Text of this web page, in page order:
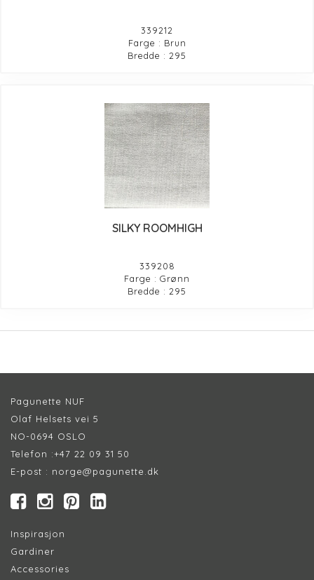
339212
Farge : Brun
Bredde : 295
SILKY ROOMHIGH
339208
Farge : Grønn
Bredde : 295
Pagunette NUF
Olaf Helsets vei 5
NO-0694 OSLO
Telefon :+47 22 09 31 50
E-post : norge@pagunette.dk
Inspirasjon
Gardiner
Accessories